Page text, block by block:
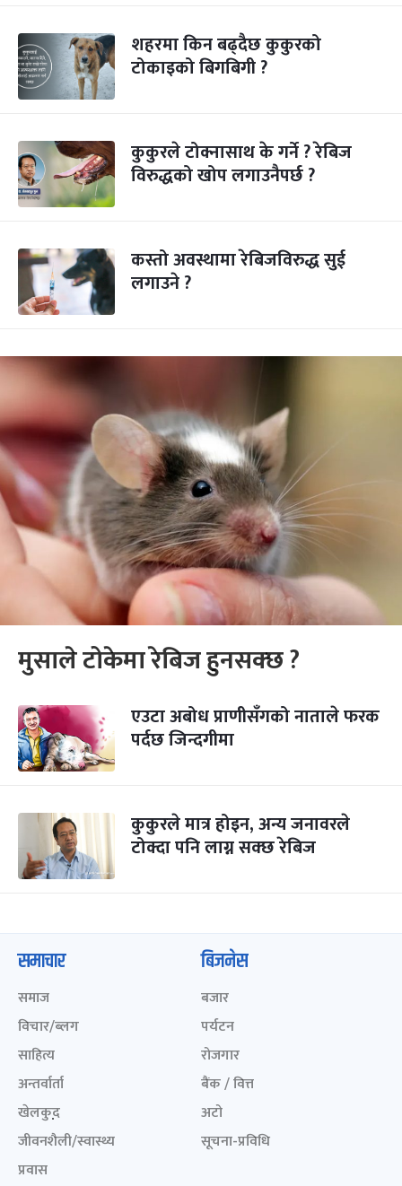
शहरमा किन बढ्दैछ कुकुरको
टोकाइको बिगबिगी ?
कुकुरले टोक्नासाथ के गर्ने ? रेबिज
विरुद्धको खोप लगाउनैपर्छ ?
कस्तो अवस्थामा रेबिजविरुद्ध सुई
लगाउने ?
मुसाले टोकेमा रेबिज हुनसक्छ ?
एउटा अबोध प्राणीसँगको नाताले फरक
पर्दछ जिन्दगीमा
कुकुरले मात्र होइन, अन्य जनावरले
टोक्दा पनि लाग्न सक्छ रेबिज
समाचार
समाज
विचार/ब्लग
साहित्य
अन्तर्वार्ता
खेलकुद़़
जीवनशैली/स्वास्थ्य
प्रवास
बिजनेस
बजार
पर्यटन
रोजगार
बैंक / वित्त
अटो
सूचना-प्रविधि